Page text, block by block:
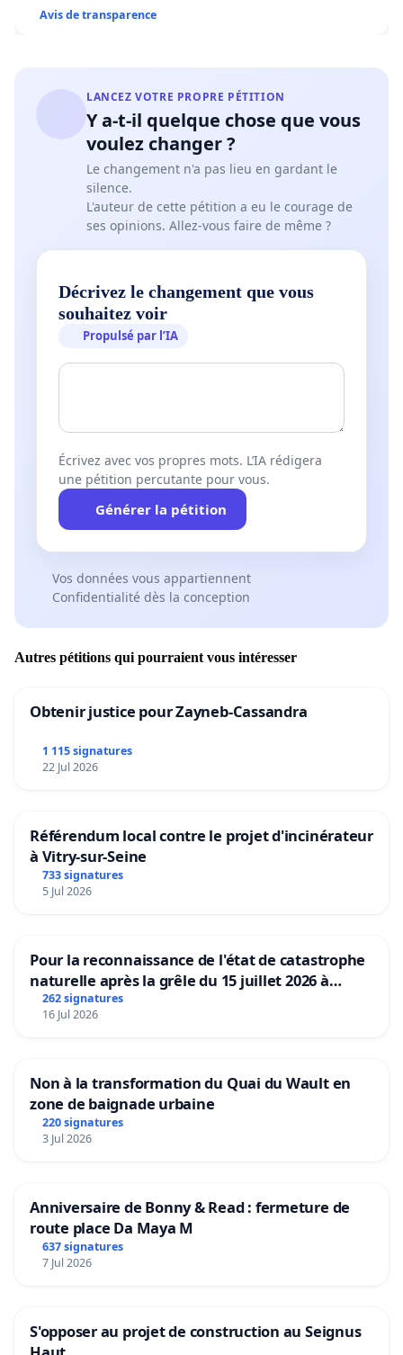
Avis de transparence
LANCEZ VOTRE PROPRE PÉTITION
Y a-t-il quelque chose que vous
voulez changer ?
Le changement n'a pas lieu en gardant le
silence.
L'auteur de cette pétition a eu le courage de
ses opinions. Allez-vous faire de même ?
Décrivez le changement que vous
souhaitez voir
Propulsé par l’IA
Écrivez avec vos propres mots. L’IA rédigera
une pétition percutante pour vous.
Générer la pétition
Vos données vous appartiennent
Confidentialité dès la conception
Autres pétitions qui pourraient vous intéresser
Obtenir justice pour Zayneb-Cassandra
1 115 signatures
22 Jul 2026
Référendum local contre le projet d'incinérateur
à Vitry-sur-Seine
733 signatures
5 Jul 2026
Pour la reconnaissance de l'état de catastrophe
naturelle après la grêle du 15 juillet 2026 à
Aubenas et ses alentours
262 signatures
16 Jul 2026
Non à la transformation du Quai du Wault en
zone de baignade urbaine
220 signatures
3 Jul 2026
Anniversaire de Bonny & Read : fermeture de
route place Da Maya M
637 signatures
7 Jul 2026
S'opposer au projet de construction au Seignus